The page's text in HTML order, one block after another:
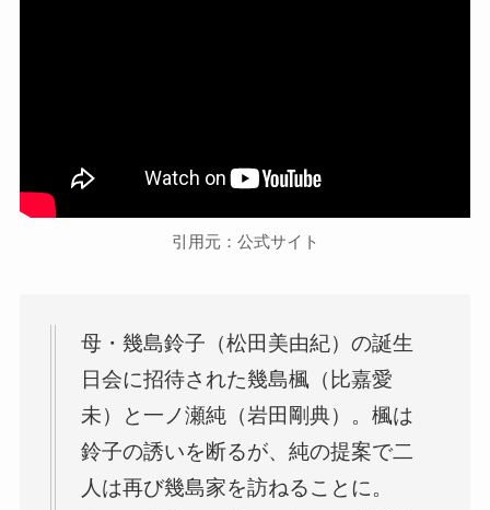
引用元：公式サイト
母・幾島鈴子（松田美由紀）の誕生
日会に招待された幾島楓（比嘉愛
未）と一ノ瀬純（岩田剛典）。楓は
鈴子の誘いを断るが、純の提案で二
人は再び幾島家を訪ねることに。